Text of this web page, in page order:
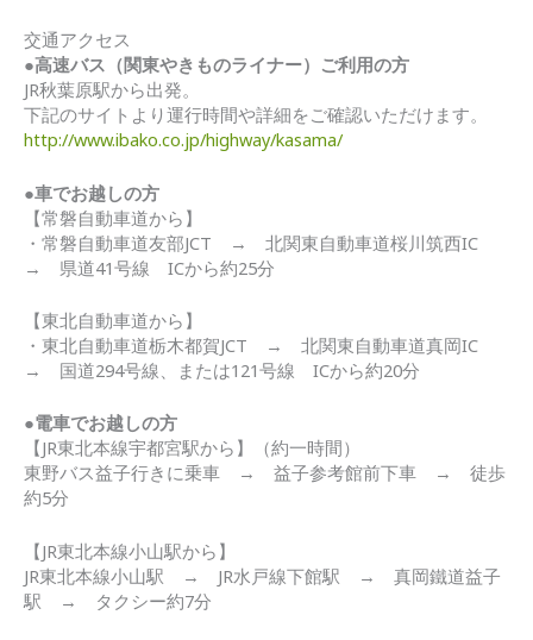
交通アクセス
●高速バス（関東やきものライナー）ご利用の方
JR秋葉原駅から出発。
下記のサイトより運行時間や詳細をご確認いただけます。
http://www.ibako.co.jp/highway/kasama/
●車でお越しの方
【常磐自動車道から】
・常磐自動車道友部JCT → 北関東自動車道桜川筑西IC
→ 県道41号線 ICから約25分
【東北自動車道から】
・東北自動車道栃木都賀JCT → 北関東自動車道真岡IC
→ 国道294号線、または121号線 ICから約20分
●電車でお越しの方
【JR東北本線宇都宮駅から】（約一時間）
東野バス益子行きに乗車 → 益子参考館前下車 → 徒歩
約5分
【JR東北本線小山駅から】
JR東北本線小山駅 → JR水戸線下館駅 → 真岡鐵道益子
駅 → タクシー約7分